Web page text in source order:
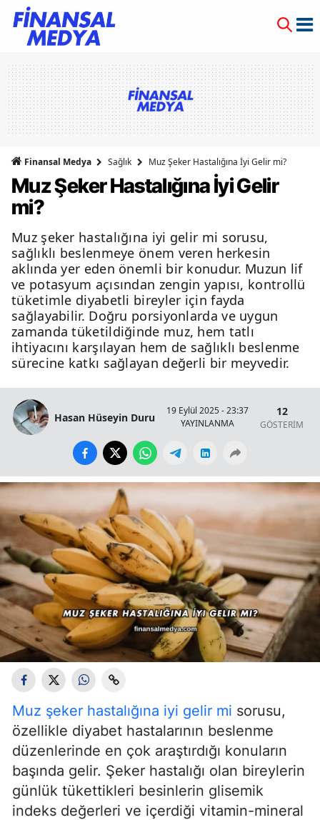
Finansal Medya Sağlık Muz Şeker Hastalığına İyi Gelir mi?
Muz Şeker Hastalığına İyi Gelir
mi?
Muz şeker hastalığına iyi gelir mi sorusu,
sağlıklı beslenmeye önem veren herkesin
aklında yer eden önemli bir konudur. Muzun lif
ve potasyum açısından zengin yapısı, kontrollü
tüketimle diyabetli bireyler için fayda
sağlayabilir. Doğru porsiyonlarda ve uygun
zamanda tüketildiğinde muz, hem tatlı
ihtiyacını karşılayan hem de sağlıklı beslenme
sürecine katkı sağlayan değerli bir meyvedir.
Hasan Hüseyin Duru
19 Eylül 2025 - 23:37
YAYINLANMA
12
GÖSTERİM
Muz şeker hastalığına iyi gelir mi sorusu,
özellikle diyabet hastalarının beslenme
düzenlerinde en çok araştırdığı konuların
başında gelir. Şeker hastalığı olan bireylerin
günlük tükettikleri besinlerin glisemik
indeks değerleri ve içerdiği vitamin-mineral